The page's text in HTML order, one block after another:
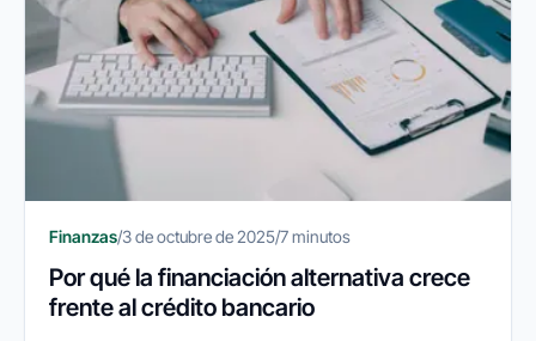
Finanzas/3 de octubre de 2025/7 minutos
Por qué la financiación alternativa crece
frente al crédito bancario